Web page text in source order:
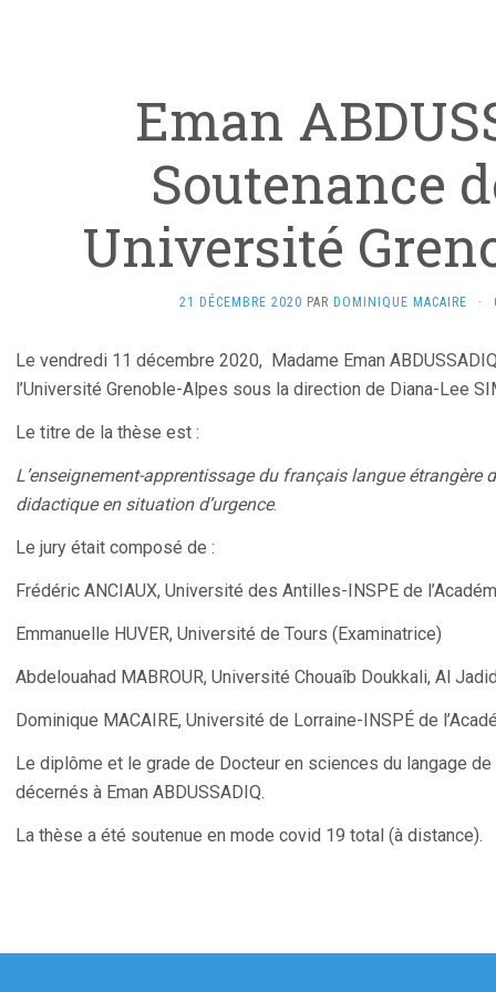
Eman
Soutenance
Université
21 DÉCEMBRE 2020 PAR DOMINIQUE MACAIRE ·
Le vendredi 11 décembre 2020, Madame Eman
l’Université Grenoble-Alpes sous la direction de Diana-Lee
Le titre de la thèse est :
L’enseignement-apprentissage du français langue étrangère
didactique en situation d’urgence.
Le jury était composé de :
Frédéric ANCIAUX, Université des Antilles-INSPE de
Emmanuelle HUVER, Université de Tours (Examinatrice)
Abdelouahad MABROUR, Université Chouaîb Doukkali, Al
Dominique MACAIRE, Université de Lorraine-INSPÉ de
Le diplôme et le grade de Docteur en sciences du langage
décernés à Eman ABDUSSADIQ.
La thèse a été soutenue en mode covid 19 total (à distance).